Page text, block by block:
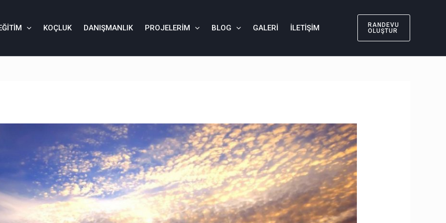
KOÇLUK DANIŞMANLIK PROJELERIM BLOG GALERI İLETIŞIM
RANDEVU
OLUŞTUR